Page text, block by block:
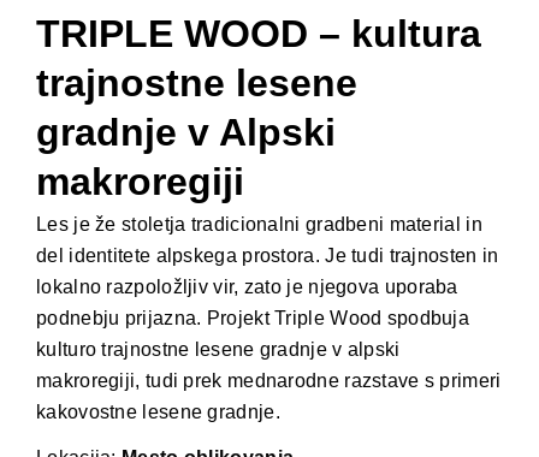
TRIPLE WOOD – kultura
trajnostne lesene
gradnje v Alpski
makroregiji
Les je že stoletja tradicionalni gradbeni material in
del identitete alpskega prostora. Je tudi trajnosten in
lokalno razpoložljiv vir, zato je njegova uporaba
podnebju prijazna. Projekt Triple Wood spodbuja
kulturo trajnostne lesene gradnje v alpski
makroregiji, tudi prek mednarodne razstave s primeri
kakovostne lesene gradnje.